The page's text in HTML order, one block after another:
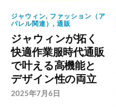
ジャウィン, ファッション（ア
パレル関連）,通販
ジャウィンが拓く
快適作業服時代通販
で叶える高機能と
デザイン性の両立
2025年7月6日